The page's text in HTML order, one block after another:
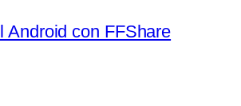
Android con FFShare